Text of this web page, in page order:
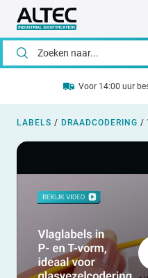
Voor 14:00 uur
LABELS / DRAADCODERING /